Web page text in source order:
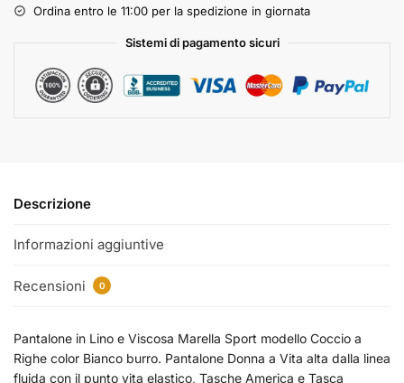
Ordina entro le 11:00 per la spedizione in giornata
Sistemi di pagamento sicuri
Descrizione
Informazioni aggiuntive
Recensioni 0
Pantalone in Lino e Viscosa Marella Sport modello Coccio a
Righe color Bianco burro. Pantalone Donna a Vita alta dalla linea
fluida con il punto vita elastico, Tasche America e Tasca